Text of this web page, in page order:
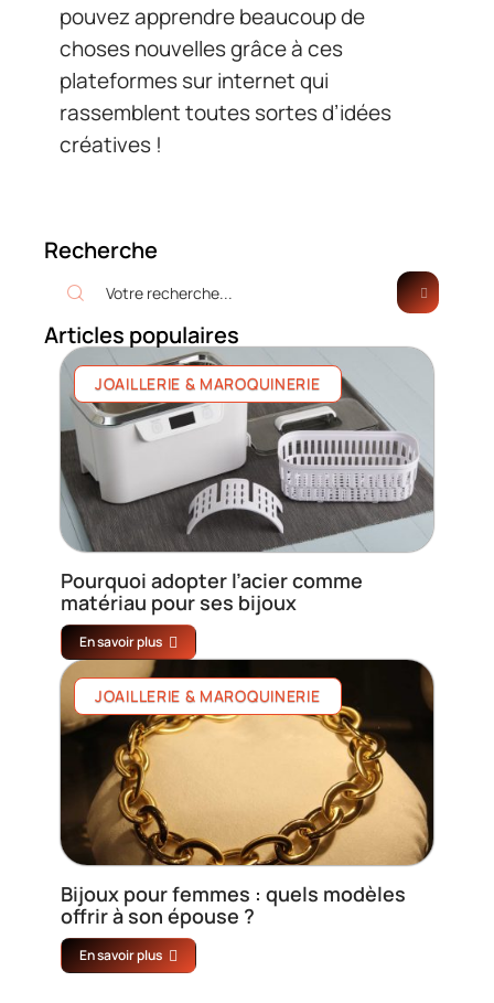
pouvez apprendre beaucoup de
choses nouvelles grâce à ces
plateformes sur internet qui
rassemblent toutes sortes d’idées
créatives !
Recherche
Articles populaires
JOAILLERIE & MAROQUINERIE
Pourquoi adopter l’acier comme
matériau pour ses bijoux
En savoir plus
JOAILLERIE & MAROQUINERIE
Bijoux pour femmes : quels modèles
offrir à son épouse ?
En savoir plus